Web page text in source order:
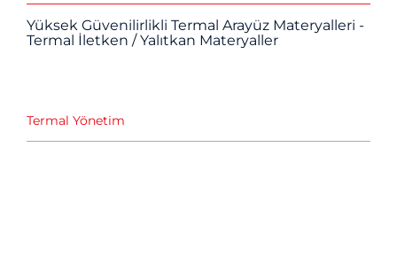
Yüksek Güvenilirlikli Termal Arayüz Materyalleri -
Termal İletken / Yalıtkan Materyaller
Termal Yönetim